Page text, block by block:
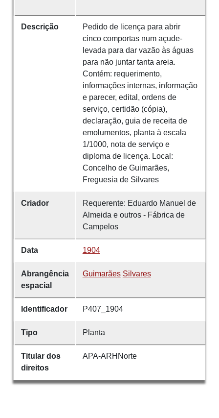
Descrição
Pedido de licença para abrir
cinco comportas num açude-
levada para dar vazão às águas
para não juntar tanta areia.
Contém: requerimento,
informações internas, informação
e parecer, edital, ordens de
serviço, certidão (cópia),
declaração, guia de receita de
emolumentos, planta à escala
1/1000, nota de serviço e
diploma de licença. Local:
Concelho de Guimarães,
Freguesia de Silvares
Criador
Requerente: Eduardo Manuel de
Almeida e outros - Fábrica de
Campelos
Data 1904
Abrangência
espacial
Guimarães Silvares
Identificador P407_1904
Tipo Planta
Titular dos
direitos
APA-ARHNorte